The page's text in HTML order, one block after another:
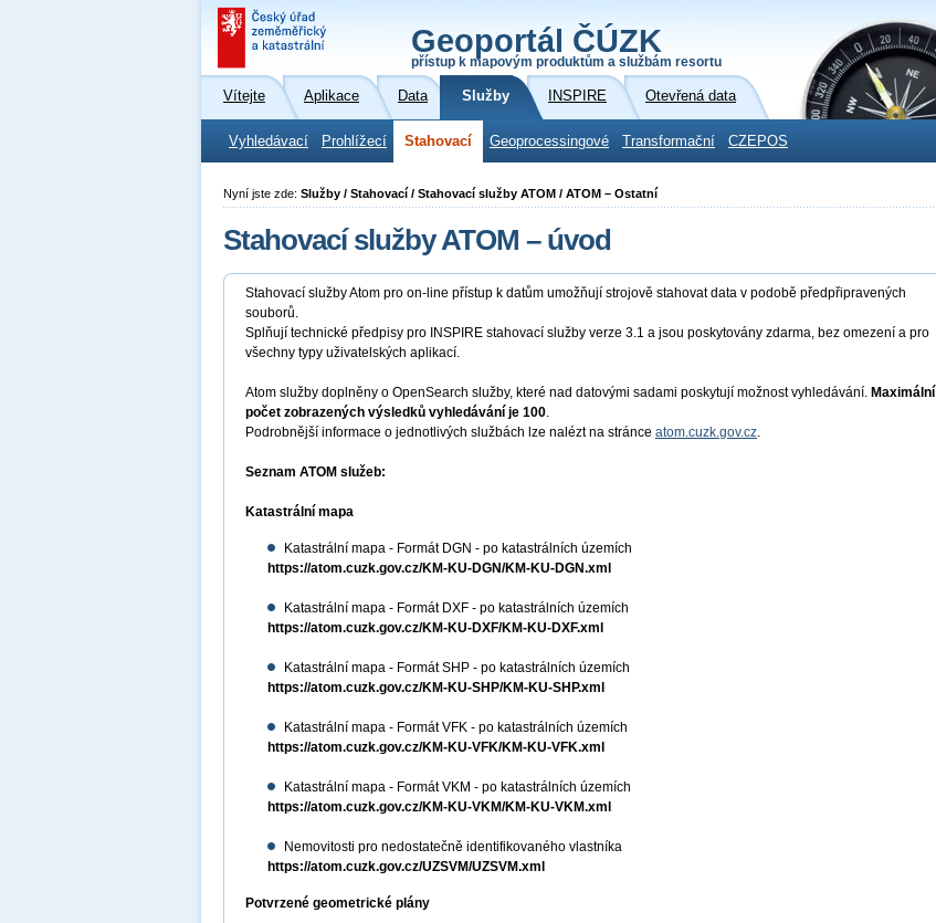
Geoportál ČÚZK
přístup k mapovým produktům a službám resortu
Vítejte Aplikace Data Služby INSPIRE Otevřená data
Vyhledávací Prohlížecí Stahovací Geoprocessingové Transformační CZEPOS
Nyní jste zde: Služby / Stahovací / Stahovací služby ATOM / ATOM – Ostatní
Stahovací služby ATOM – úvod
Stahovací služby Atom pro on-line přístup k datům umožňují strojově stahovat data v podobě předpřipravených
souborů.
Splňují technické předpisy pro INSPIRE stahovací služby verze 3.1 a jsou poskytovány zdarma, bez omezení a pro
všechny typy uživatelských aplikací.
Atom služby doplněny o OpenSearch služby, které nad datovými sadami poskytují možnost vyhledávání. Maximální
počet zobrazených výsledků vyhledávání je 100.
Podrobnější informace o jednotlivých službách lze nalézt na stránce atom.cuzk.gov.cz.
Seznam ATOM služeb:
Katastrální mapa
Katastrální mapa - Formát DGN - po katastrálních územích
https://atom.cuzk.gov.cz/KM-KU-DGN/KM-KU-DGN.xml
Katastrální mapa - Formát DXF - po katastrálních územích
https://atom.cuzk.gov.cz/KM-KU-DXF/KM-KU-DXF.xml
Katastrální mapa - Formát SHP - po katastrálních územích
https://atom.cuzk.gov.cz/KM-KU-SHP/KM-KU-SHP.xml
Katastrální mapa - Formát VFK - po katastrálních územích
https://atom.cuzk.gov.cz/KM-KU-VFK/KM-KU-VFK.xml
Katastrální mapa - Formát VKM - po katastrálních územích
https://atom.cuzk.gov.cz/KM-KU-VKM/KM-KU-VKM.xml
Nemovitosti pro nedostatečně identifikovaného vlastníka
https://atom.cuzk.gov.cz/UZSVM/UZSVM.xml
Potvrzené geometrické plány